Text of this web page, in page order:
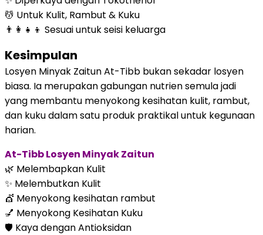
💆 Untuk Kulit, Rambut & Kuku
👨‍👩‍👧‍👦 Sesuai untuk seisi keluarga
Kesimpulan
Losyen Minyak Zaitun At-Tibb bukan sekadar losyen
biasa. Ia merupakan gabungan nutrien semula jadi
yang membantu menyokong kesihatan kulit, rambut,
dan kuku dalam satu produk praktikal untuk kegunaan
harian.
At-Tibb Losyen Minyak Zaitun
🌿 Melembapkan Kulit
✨ Melembutkan Kulit
💇 Menyokong kesihatan rambut
💅 Menyokong Kesihatan Kuku
🛡 Kaya dengan Antioksidan